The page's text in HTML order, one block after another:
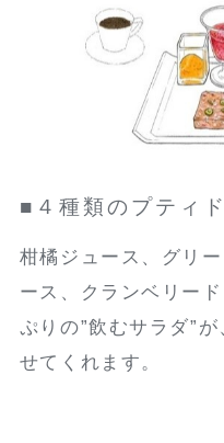
■４種類のプティ
柑橘ジュース、グリ
ース、クランベリー
ぷりの”飲むサラダ”
せてくれます。